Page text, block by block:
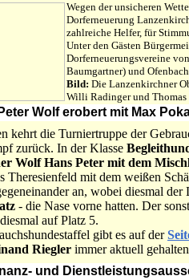
Wegen der unsicheren
Dorferneuerung
zahlreiche Helfer, für
Unter den Gästen
Dorferneuerungsvereine
Baumgartner) und
Bild: Die Lanzenkirchner
Willi Radinger und Thomas
Wolf erobert mit Max
kehrt die Turniertruppe der
zurück. In der Klasse
Wolf Hans Peter mit dem
Theresienfeld mit dem weißen
an, wobei diesmal
- die Nase vorne hatten. Der
auf Platz 5.
gibt es auf der
Riegler immer aktuell
und